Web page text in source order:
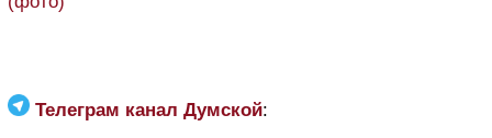
Телеграм канал Думской: